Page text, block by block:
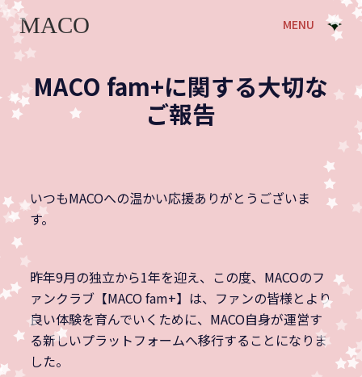
MENU
MACO fam+に関する大切な
ご報告
いつもMACOへの温かい応援ありがとうございま
す。
昨年9月の独立から1年を迎え、この度、MACOのフ
ァンクラブ【MACO fam+】は、ファンの皆様とより
良い体験を育んでいくために、MACO自身が運営す
る新しいプラットフォームへ移行することになりま
した。